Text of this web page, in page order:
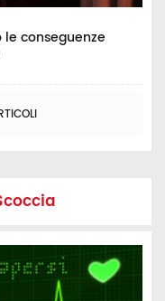
conseguenze